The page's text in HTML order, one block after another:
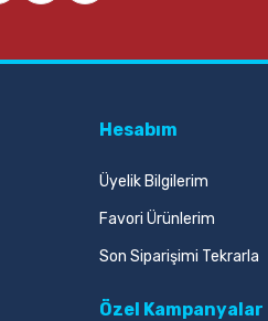
Hesabım
Üyelik Bilgilerim
Favori Ürünlerim
Son Siparişimi Tekrarla
Özel Kampanyalar